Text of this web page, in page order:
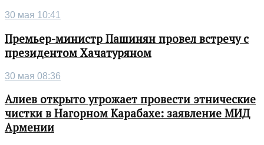
30 мая 10:41
Премьер-министр Пашинян провел встречу с
президентом Хачатуряном
30 мая 08:36
Алиев открыто угрожает провести этнические
чистки в Нагорном Карабахе: заявление МИД
Армении